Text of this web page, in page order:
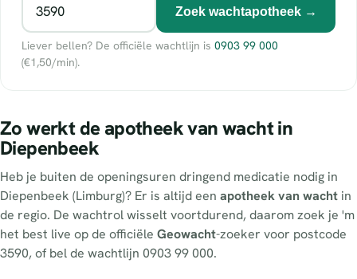
Zoek wachtapotheek →
Liever bellen? De officiële wachtlijn is 0903 99 000
(€1,50/min).
Zo werkt de apotheek van wacht in
Diepenbeek
Heb je buiten de openingsuren dringend medicatie nodig in
Diepenbeek (Limburg)? Er is altijd een apotheek van wacht in
de regio. De wachtrol wisselt voortdurend, daarom zoek je 'm
het best live op de officiële Geowacht-zoeker voor postcode
3590, of bel de wachtlijn 0903 99 000.